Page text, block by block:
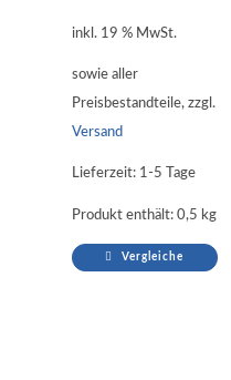
inkl. 19 % MwSt.
sowie aller
Preisbestandteile, zzgl.
Versand
Lieferzeit: 1-5 Tage
Produkt enthält: 0,5 kg
Vergleiche